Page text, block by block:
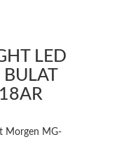
LED
Morgen MG-